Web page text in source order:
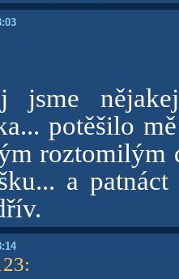
jsme
potěšilo
roztomilým
a
: